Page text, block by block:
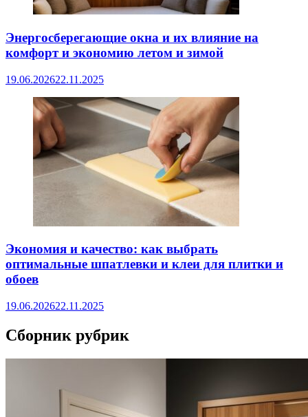
Энергосберегающие окна и их влияние на
комфорт и экономию летом и зимой
19.06.202622.11.2025
Экономия и качество: как выбрать
оптимальные шпатлевки и клеи для плитки и
обоев
19.06.202622.11.2025
Сборник рубрик